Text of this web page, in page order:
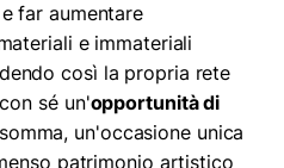
far aumentare
e immateriali
così la propria rete
sé un'opportunità di
un'occasione unica
patrimonio artistico